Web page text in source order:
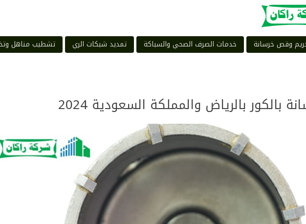
وقص خرسانة خدمات الصرف الصحي والسباكة تمديد شبكات الري تشطيب مناهل
بالكور بالرياض والمملكة السعودية 2024